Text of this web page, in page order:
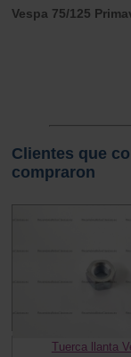
Vespa 75/125
Clientes que
compraron
Tuerca llanta